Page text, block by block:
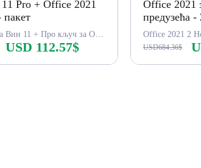
Pro + Office 2021
пакет
Про кључ за Вин 11 + Про кључ за Офис 2021
USD 112.57$
Office 2021
предузећа -
Office 2021 2
USD684.36$